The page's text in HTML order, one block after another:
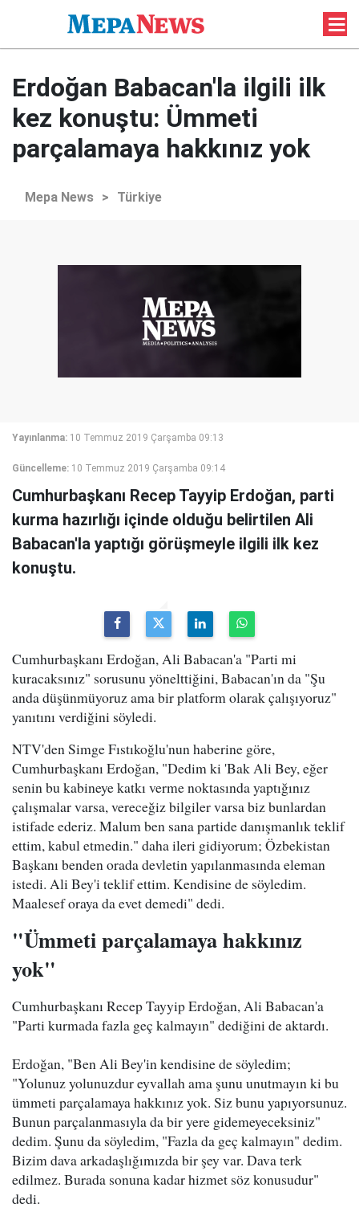
Erdoğan Babacan'la ilgili ilk
kez konuştu: Ümmeti
parçalamaya hakkınız yok
Mepa News > Türkiye
Yayınlanma: 10 Temmuz 2019 Çarşamba 09:13
Güncelleme: 10 Temmuz 2019 Çarşamba 09:14
Cumhurbaşkanı Recep Tayyip Erdoğan, parti
kurma hazırlığı içinde olduğu belirtilen Ali
Babacan'la yaptığı görüşmeyle ilgili ilk kez
konuştu.
Cumhurbaşkanı Erdoğan, Ali Babacan'a "Parti mi
kuracaksınız" sorusunu yönelttiğini, Babacan'ın da "Şu
anda düşünmüyoruz ama bir platform olarak çalışıyoruz"
yanıtını verdiğini söyledi.
NTV'den Simge Fıstıkoğlu'nun haberine göre,
Cumhurbaşkanı Erdoğan, "Dedim ki 'Bak Ali Bey, eğer
senin bu kabineye katkı verme noktasında yaptığınız
çalışmalar varsa, vereceğiz bilgiler varsa biz bunlardan
istifade ederiz. Malum ben sana partide danışmanlık teklif
ettim, kabul etmedin." daha ileri gidiyorum; Özbekistan
Başkanı benden orada devletin yapılanmasında eleman
istedi. Ali Bey'i teklif ettim. Kendisine de söyledim.
Maalesef oraya da evet demedi" dedi.
"Ümmeti parçalamaya hakkınız
yok"
Cumhurbaşkanı Recep Tayyip Erdoğan, Ali Babacan'a
"Parti kurmada fazla geç kalmayın" dediğini de aktardı.
Erdoğan, "Ben Ali Bey'in kendisine de söyledim;
"Yolunuz yolunuzdur eyvallah ama şunu unutmayın ki bu
ümmeti parçalamaya hakkınız yok. Siz bunu yapıyorsunuz.
Bunun parçalanmasıyla da bir yere gidemeyeceksiniz"
dedim. Şunu da söyledim, "Fazla da geç kalmayın" dedim.
Bizim dava arkadaşlığımızda bir şey var. Dava terk
edilmez. Burada sonuna kadar hizmet söz konusudur"
dedi.